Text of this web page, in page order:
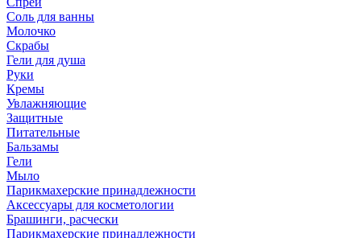
Соль для ванны
Молочко
Скрабы
Гели для душа
Руки
Кремы
Увлажняющие
Защитные
Питательные
Бальзамы
Гели
Мыло
Парикмахерские принадлежности
Аксессуары для косметологии
Брашинги, расчески
Парикмахерские принадлежности